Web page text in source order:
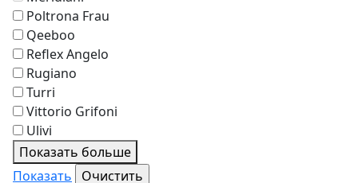
Poltrona Frau
Qeeboo
Reflex Angelo
Rugiano
Turri
Vittorio Grifoni
Ulivi
Показать больше
Показать